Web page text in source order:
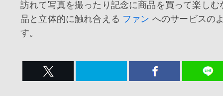
訪れて写真を撮ったり記念に商品を買って楽しむ
品と立体的に触れ合える ファン へのサービスの
す。